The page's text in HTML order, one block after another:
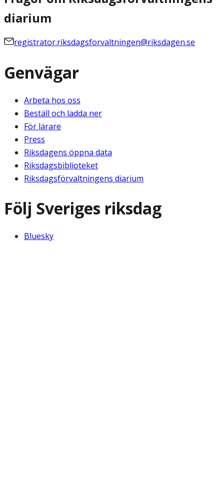
diarium
registrator.riksdagsforvaltningen@riksdagen.se
Genvägar
Arbeta hos oss
Beställ och ladda ner
För lärare
Press
Riksdagens öppna data
Riksdagsbiblioteket
Riksdagsförvaltningens diarium
Följ Sveriges riksdag
Bluesky